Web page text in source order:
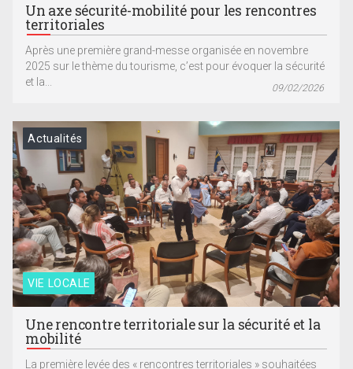
Un axe sécurité-mobilité pour les rencontres
territoriales
Après une première grand-messe organisée en novembre
2025 sur le thème du tourisme, c’est pour évoquer la sécurité
et la...
09/02/2026
VIE LOCALE
Actualités
Une rencontre territoriale sur la sécurité et la
mobilité
La première levée des « rencontres territoriales » souhaitées